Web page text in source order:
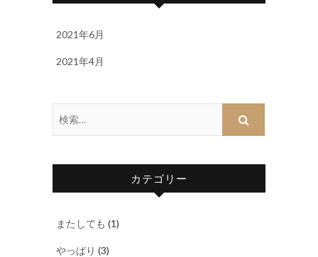
2021年6月
2021年4月
カテゴリー
またしても (1)
やっぱり (3)